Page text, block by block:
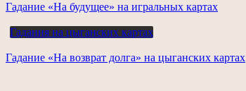
Гадание «На будущее» на игральных картах
Гадания на цыганских картах
Гадание «На возврат долга» на цыганских картах